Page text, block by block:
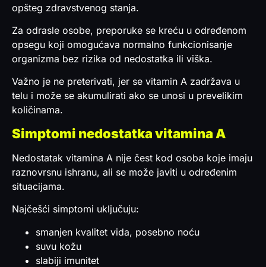
opšteg zdravstvenog stanja.
Za odrasle osobe, preporuke se kreću u određenom
opsegu koji omogućava normalno funkcionisanje
organizma bez rizika od nedostatka ili viška.
Važno je ne preterivati, jer se vitamin A zadržava u
telu i može se akumulirati ako se unosi u prevelikim
količinama.
Simptomi nedostatka vitamina A
Nedostatak vitamina A nije čest kod osoba koje imaju
raznovrsnu ishranu, ali se može javiti u određenim
situacijama.
Najčešći simptomi uključuju:
smanjen kvalitet vida, posebno noću
suvu kožu
slabiji imunitet